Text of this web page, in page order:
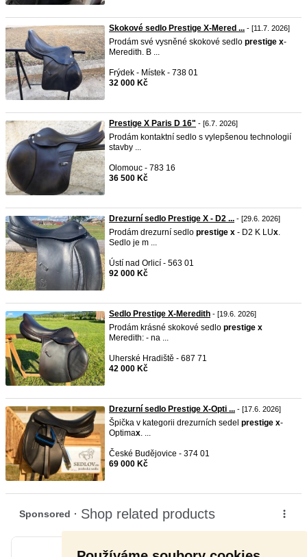
Skokové sedlo Prestige X-Mered ... - [11.7. 2026]
Prodám své vysněné skokové sedlo prestige x-
Meredith. B ...
Frýdek - Místek - 738 01
32 000 Kč
Prestige X Paris D 16" - [6.7. 2026]
Prodám kontaktní sedlo s vylepšenou technologií
stavby ...
Olomouc - 783 16
36 500 Kč
Drezurní sedlo Prestige X - D2 ... - [29.6. 2026]
Prodám drezurní sedlo prestige x - D2 K LUx.
Sedlo je m ...
Ústí nad Orlicí - 563 01
92 000 Kč
Sedlo Prestige X-Meredith - [19.6. 2026]
Prodám krásné skokové sedlo prestige x
Meredith: - na ...
Uherské Hradiště - 687 71
42 000 Kč
Drezurní sedlo Prestige X-Opti ... - [17.6. 2026]
Špička v kategorii drezurních sedel prestige x-
Optimax. ...
České Budějovice - 374 01
69 000 Kč